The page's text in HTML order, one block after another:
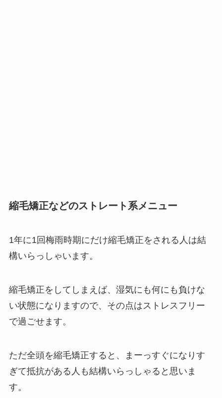
縮毛矯正などのストレート系メニュー
1年に1回梅雨時期にだけ縮毛矯正をされる人は結
構いらっしゃいます。
縮毛矯正をしてしまえば、湿気にも何にも負けな
い状態になりますので、その点はストレスフリー
で過ごせます。
ただ全頭を縮毛矯正すると、まーっすぐになりす
ぎて抵抗がある人も結構いらっしゃると思いま
す。